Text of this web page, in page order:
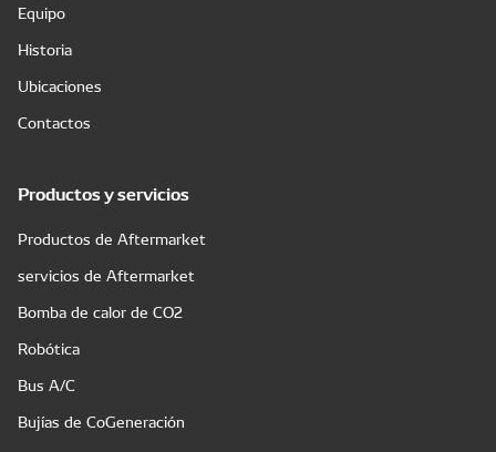
Equipo
Historia
Ubicaciones
Contactos
Productos y servicios
Productos de Aftermarket
servicios de Aftermarket
Bomba de calor de CO2
Robótica
Bus A/C
Bujías de CoGeneración